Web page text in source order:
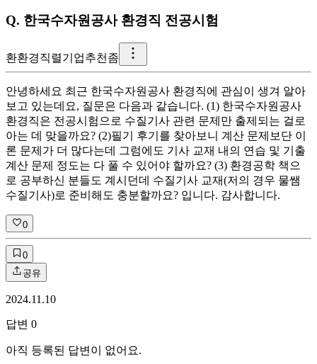
Q. 한국수자원공사 환경직 전공시험
환환경직렬기업추천좀
안녕하세요 최근 한국수자원공사 환경직에 관심이 생겨 알아
보고 있는데요, 질문은 다음과 같습니다. (1) 한국수자원공사
환경직은 전공시험으로 수질기사 관련 문제만 출제되는 걸로
아는 데 맞을까요? (2)필기 후기를 찾아보니 계산 문제보단 이
론 문제가 더 많다는데 그럼에도 기사 교재 내의 연습 및 기출
계산 문제 정도는 다 풀 수 있어야 할까요? (3) 환경공학 책으
로 공부하신 분들도 계시던데 수질기사 교재(저의 경우 물쌤
수질기사)로 준비해도 충분할까요? 입니다. 감사합니다.
0
0
공유
2024.11.10
답변 0
아직 등록된 답변이 없어요.